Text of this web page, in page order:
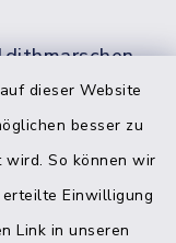
dieser Website
besser zu
So können wir
Einwilligung
Link in unseren